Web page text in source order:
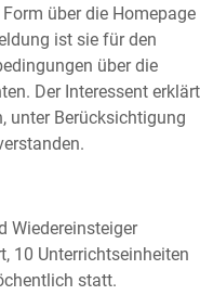
über die Homepage
ist sie für den
über die
Der Interessent erklärt
unter Berücksichtigung
Wiedereinsteiger
10 Unterrichtseinheiten
statt.